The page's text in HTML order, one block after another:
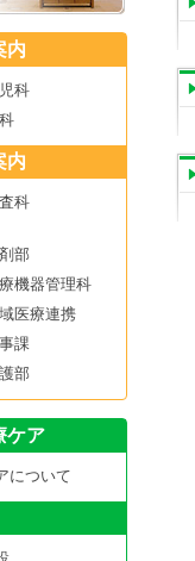
内
科
内
科
部
機器管理科
医療連携
課
部
ケア
について